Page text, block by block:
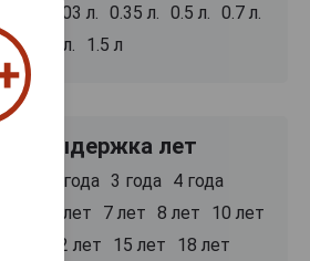
0.03 л. 0.35 л. 0.5 л.
0.7 л.
1 л.
1.5 л
Выдержка лет
2 года 3 года
4 года
5 лет
7 лет 8 лет
10 лет
12 лет
15 лет
18 лет